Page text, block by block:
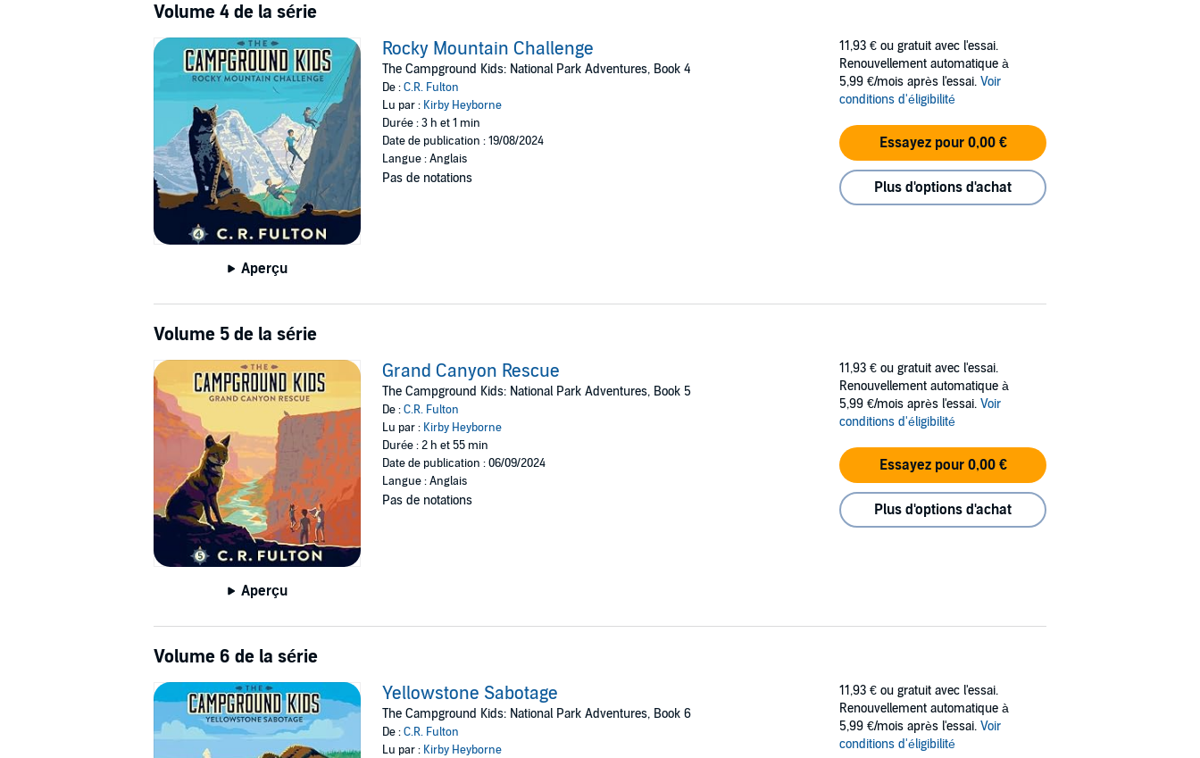
Volume 4 de la série
Aperçu
Rocky Mountain Challenge
The Campground Kids: National Park Adventures, Book 4
De :C.R. Fulton
Lu par : Kirby Heyborne
Durée : 3 h et 1 min
Date de publication : 19/08/2024
Langue : Anglais
Pas de notations
11,93 € ou gratuit avec l'essai.
Renouvellement automatique à
5,99 €/mois après l'essai. Voir
conditions d'éligibilité
Essayez pour 0,00 €
Plus d'options d'achat
Volume 5 de la série
Aperçu
Grand Canyon Rescue
The Campground Kids: National Park Adventures, Book 5
De :C.R. Fulton
Lu par : Kirby Heyborne
Durée : 2 h et 55 min
Date de publication : 06/09/2024
Langue : Anglais
Pas de notations
11,93 € ou gratuit avec l'essai.
Renouvellement automatique à
5,99 €/mois après l'essai. Voir
conditions d'éligibilité
Essayez pour 0,00 €
Plus d'options d'achat
Volume 6 de la série
Yellowstone Sabotage
The Campground Kids: National Park Adventures, Book 6
De :C.R. Fulton
Lu par : Kirby Heyborne
11,93 € ou gratuit avec l'essai.
Renouvellement automatique à
5,99 €/mois après l'essai. Voir
conditions d'éligibilité